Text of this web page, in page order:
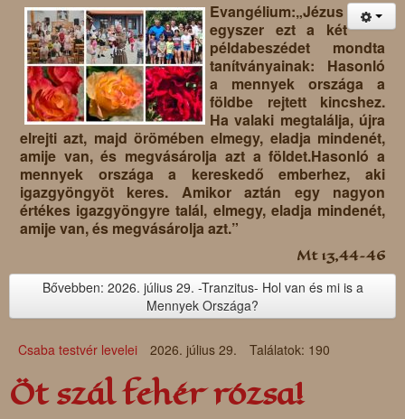
Evangélium:„Jézus
egyszer ezt a két
példabeszédet mondta
tanítványainak: Hasonló
a mennyek országa a
földbe rejtett kincshez.
Ha valaki megtalálja, újra
elrejti azt, majd örömében elmegy, eladja mindenét,
amije van, és megvásárolja azt a földet.Hasonló a
mennyek országa a kereskedő emberhez, aki
igazgyöngyöt keres. Amikor aztán egy nagyon
értékes igazgyöngyre talál, elmegy, eladja mindenét,
amije van, és megvásárolja azt.”
Mt 13,44–46
Bővebben: 2026. július 29. -Tranzitus- Hol van és mi is a
Mennyek Országa?
Csaba testvér levelei 2026. július 29. Találatok: 190
Öt szál fehér rózsa!